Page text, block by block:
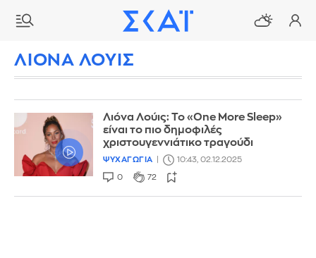
ΛΙΟΝΑ ΛΟΥΙΣ
Λιόνα Λούις: Το «One More Sleep»
είναι το πιο δημοφιλές
χριστουγεννιάτικο τραγούδι
ΨΥΧΑΓΩΓΙΑ 10:43, 02.12.2025
0 72